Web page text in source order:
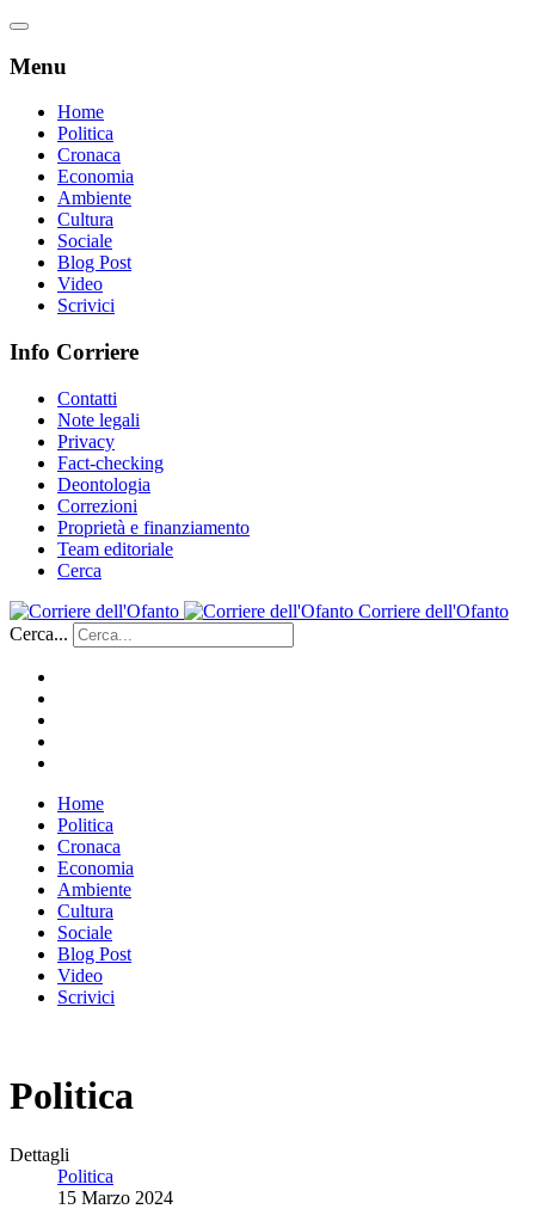
Menu
Home
Politica
Cronaca
Economia
Ambiente
Cultura
Sociale
Blog Post
Video
Scrivici
Info Corriere
Contatti
Note legali
Privacy
Fact-checking
Deontologia
Correzioni
Proprietà e finanziamento
Team editoriale
Cerca
Corriere dell'Ofanto
Cerca...
Home
Politica
Cronaca
Economia
Ambiente
Cultura
Sociale
Blog Post
Video
Scrivici
Politica
Dettagli
Politica
15 Marzo 2024